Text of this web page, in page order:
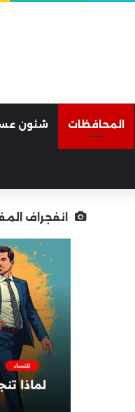
المحافظات شئون
انفجراف